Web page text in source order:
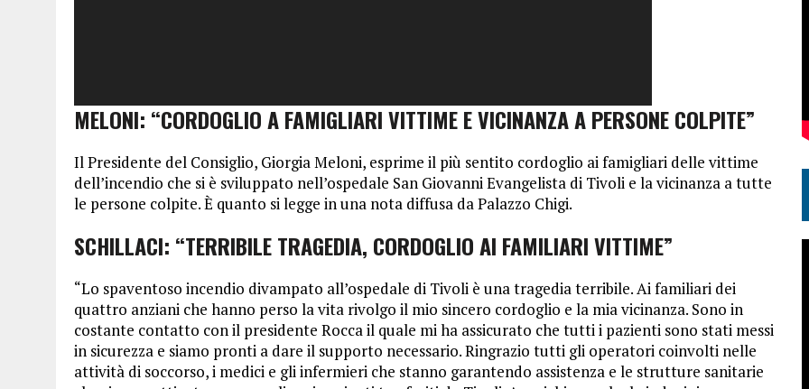
MELONI: “CORDOGLIO A FAMIGLIARI VITTIME E VICINANZA A PERSONE COLPITE”
Il Presidente del Consiglio, Giorgia Meloni, esprime il più sentito cordoglio ai famigliari delle vittime
dell’incendio che si è sviluppato nell’ospedale San Giovanni Evangelista di Tivoli e la vicinanza a tutte
le persone colpite. È quanto si legge in una nota diffusa da Palazzo Chigi.
SCHILLACI: “TERRIBILE TRAGEDIA, CORDOGLIO AI FAMILIARI VITTIME”
“Lo spaventoso incendio divampato all’ospedale di Tivoli è una tragedia terribile. Ai familiari dei
quattro anziani che hanno perso la vita rivolgo il mio sincero cordoglio e la mia vicinanza. Sono in
costante contatto con il presidente Rocca il quale mi ha assicurato che tutti i pazienti sono stati messi
in sicurezza e siamo pronti a dare il supporto necessario. Ringrazio tutti gli operatori coinvolti nelle
attività di soccorso, i medici e gli infermieri che stanno garantendo assistenza e le strutture sanitarie